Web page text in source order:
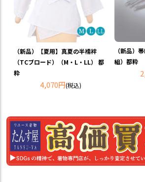
（新品）【夏用】真夏の半襦袢
（TCブロード）（M・L・LL） 都
粋
4,070円(税込)
（新品）
組）都粋